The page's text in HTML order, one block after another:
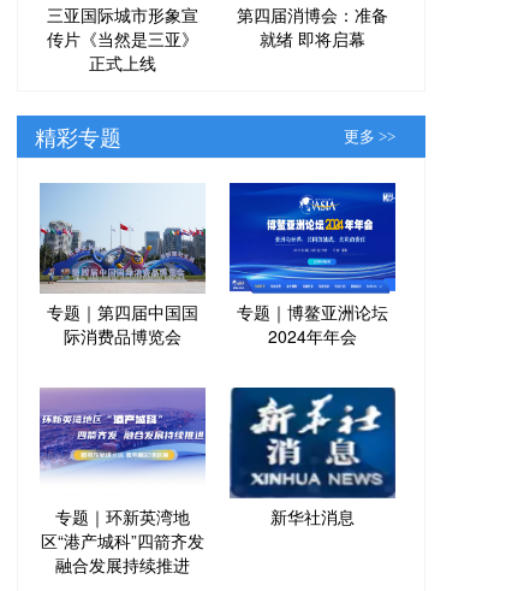
三亚国际城市形象宣
传片《当然是三亚》
正式上线
第四届消博会：准备
就绪 即将启幕
精彩专题 更多 >>
专题｜第四届中国国
际消费品博览会
专题｜博鳌亚洲论坛
2024年年会
专题｜环新英湾地
区“港产城科”四箭齐发
融合发展持续推进
新华社消息